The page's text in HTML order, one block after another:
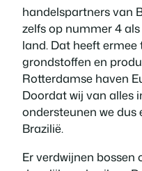
handelspartners van
zelfs op nummer 4
land. Dat heeft
grondstoffen en
Rotterdamse haven
Doordat wij van alles
ondersteunen we dus
Brazilië.
Er verdwijnen bossen